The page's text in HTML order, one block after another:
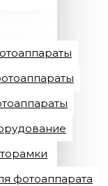
фотоаппарата